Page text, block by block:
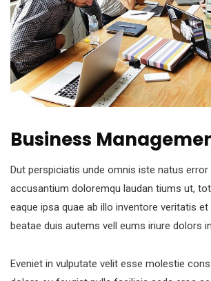
Business
Dut perspiciatis unde omnis iste natus
accusantium doloremqu laudan tiums ut,
eaque ipsa quae ab illo inventore veritatis
beatae duis autems vell eums iriure dolors
Eveniet in vulputate velit esse molestie